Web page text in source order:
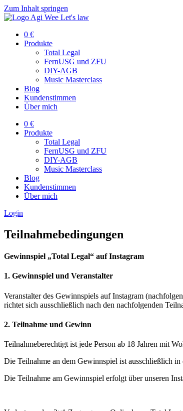
Zum Inhalt springen
0 €
Produkte
Total Legal
FernUSG und ZFU
DIY-AGB
Music Masterclass
Blog
Kundenstimmen
Über mich
0 €
Produkte
Total Legal
FernUSG und ZFU
DIY-AGB
Music Masterclass
Blog
Kundenstimmen
Über mich
Login
Teilnahmebedingungen
Gewinnspiel „Total Legal“ auf Instagram
1. Gewinnspiel und Veranstalter
Veranstalter des Gewinnspiels auf Instagram
richtet sich ausschließlich nach den nachfolgenden
2. Teilnahme und Gewinn
Teilnahmeberechtigt ist jede Person ab 18 Jahren mit
Die Teilnahme an dem Gewinnspiel ist ausschließlich
Die Teilnahme am Gewinnspiel erfolgt über unseren